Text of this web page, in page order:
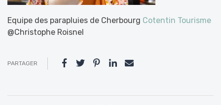
Equipe des parapluies de Cherbourg Cotentin Tourisme
@Christophe Roisnel
PARTAGER